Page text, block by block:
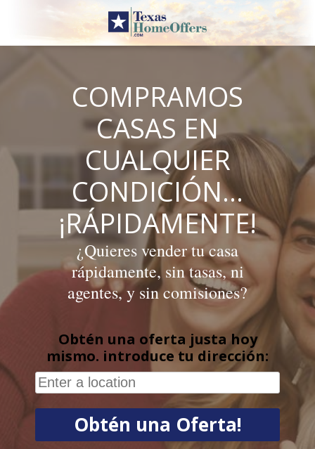
content
COMPRAMOS
CASAS EN
CUALQUIER
CONDICIÓN…
¡RÁPIDAMENTE!
¿Quieres vender tu casa
rápidamente, sin tasas, ni
agentes, y sin comisiones?
Obtén una oferta justa hoy
mismo. introduce tu dirección: